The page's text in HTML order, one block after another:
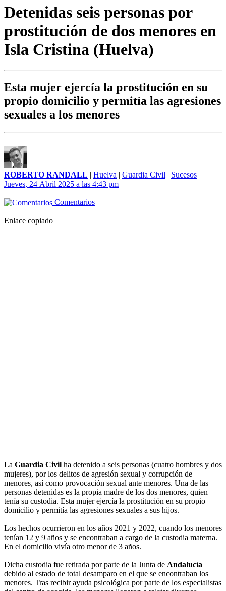
Detenidas seis personas por
prostitución de dos menores en
Isla Cristina (Huelva)
Esta mujer ejercía la prostitución en su
propio domicilio y permitía las agresiones
sexuales a los menores
ROBERTO RANDALL | Huelva | Guardia Civil | Sucesos
Jueves, 24 Abril 2025 a las 4:43 pm
Comentarios
Enlace copiado
La Guardia Civil ha detenido a seis personas (cuatro hombres y dos
mujeres), por los delitos de agresión sexual y corrupción de
menores, así como provocación sexual ante menores. Una de las
personas detenidas es la propia madre de los dos menores, quien
tenía su custodia. Esta mujer ejercía la prostitución en su propio
domicilio y permitía las agresiones sexuales a sus hijos.
Los hechos ocurrieron en los años 2021 y 2022, cuando los menores
tenían 12 y 9 años y se encontraban a cargo de la custodia materna.
En el domicilio vivía otro menor de 3 años.
Dicha custodia fue retirada por parte de la Junta de Andalucía
debido al estado de total desamparo en el que se encontraban los
menores. Tras recibir ayuda psicológica por parte de los especialistas